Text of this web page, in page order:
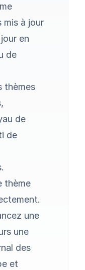
mis à jour
en
de
thèmes
de
de
thème
une
une
des
et